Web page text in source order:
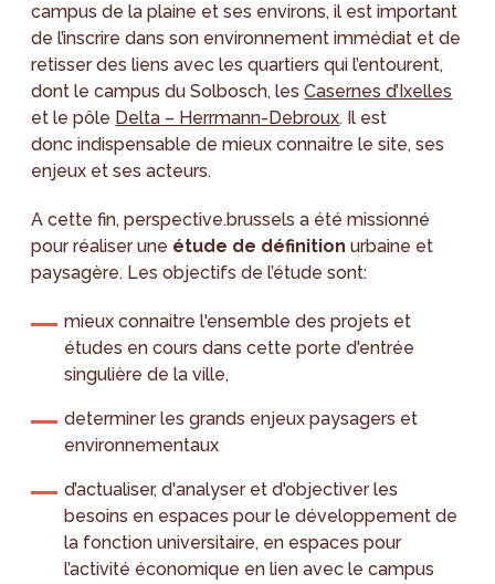
campus de la plaine et ses environs, il est important
de l’inscrire dans son environnement immédiat et de
retisser des liens avec les quartiers qui l’entourent,
dont le campus du Solbosch, lesCasernes d’Ixelles
et le pôle Delta – Herrmann-Debroux. Il est
donc indispensable de mieux connaitre le site, ses
enjeux et ses acteurs.
A cette fin, perspective.brussels a été missionné
pour réaliser une étude de définition urbaine et
paysagère. Les objectifs de l’étude sont:
mieux connaitre l'ensemble des projets et
études en cours dans cette porte d'entrée
singulière de la ville,
determiner les grands enjeux paysagers et
environnementaux
d’actualiser, d'analyser et d'objectiver les
besoins en espaces pour le développement de
la fonction universitaire, en espaces pour
l’activité économique en lien avec le campus